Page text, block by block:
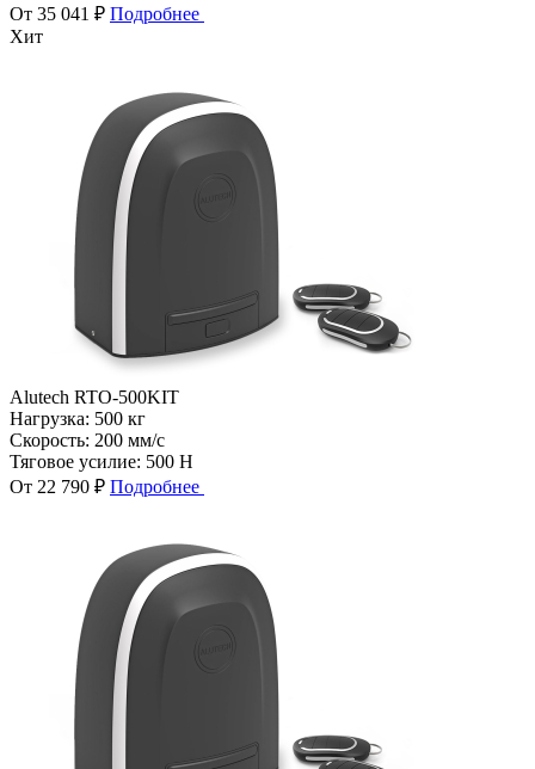
От 35 041 ₽ Подробнее
Хит
Alutech RTO-500KIT
Нагрузка: 500 кг
Скорость: 200 мм/с
Тяговое усилие: 500 Н
От 22 790 ₽ Подробнее